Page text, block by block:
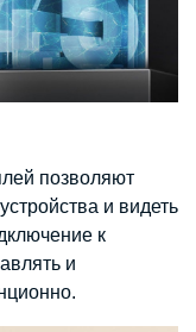
позволяют
и видеть
к
и